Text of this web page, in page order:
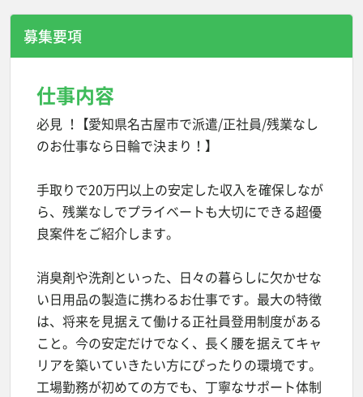
募集要項
仕事内容
必見 ！ 【愛知県名古屋市で派遣/正社員/残業なし
のお仕事なら日輪で決まり！】
手取りで20万円以上の安定した収入を確保しなが
ら、残業なしでプライベートも大切にできる超優
良案件をご紹介します。
消臭剤や洗剤といった、日々の暮らしに欠かせな
い日用品の製造に携わるお仕事です。最大の特徴
は、将来を見据えて働ける正社員登用制度がある
こと。今の安定だけでなく、長く腰を据えてキャ
リアを築いていきたい方にぴったりの環境です。
工場勤務が初めての方でも、丁寧なサポート体制